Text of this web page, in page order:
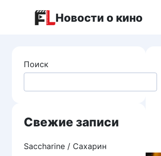
Новости о кино
Поиск
Свежие записи
Saccharine / Сахарин